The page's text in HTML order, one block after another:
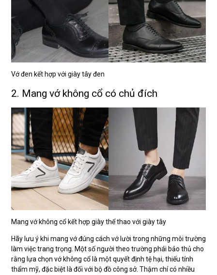
Vớ đen kết hợp với giày tây đen
2. Mang vớ không cổ có chủ đích
Mang vớ không cổ kết hợp giày thể thao với giày tây
Hãy lưu ý khi mang vớ đúng cách vớ lười trong những môi trường
làm việc trang trọng. Một số người theo trường phái bảo thủ cho
rằng lựa chọn vớ không cổ là một quyết định tệ hại, thiếu tính
thẩm mỹ, đặc biệt là đối với bộ đồ công sở. Thậm chí có nhiều